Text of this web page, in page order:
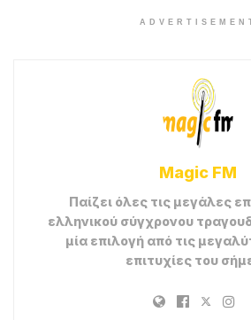
Magic FM
Παίζει όλες τις μεγάλες
ελληνικού σύγχρονου
μία επιλογή από τις
επιτυχίες του